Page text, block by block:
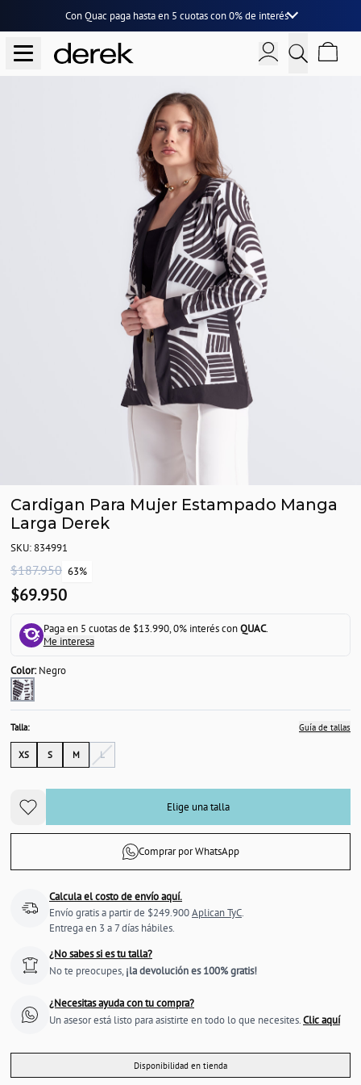
Con Quac paga hasta en 5 cuotascon0% de interés
Cardigan Para Mujer Estampado Manga
Larga Derek
SKU: 834991
$187.950 63%
$69.950
Paga en 5 cuotas de $13.990, 0% interés conQUAC.
Me interesa
Color:Negro
Talla: Guía de tallas
XS S M L
Elige una talla
Comprar por WhatsApp
Calcula el costo de envío aquí.
Envío gratis a partir de $249.900Aplican TyC.
Entrega en 3 a 7 días hábiles.
¿No sabes si es tu talla?
No te preocupes, ¡la devolución es 100% gratis!
¿Necesitas ayuda con tu compra?
Un asesor está listo para asistirte en todo lo que necesites.Clic aquí
Disponibilidad en tienda